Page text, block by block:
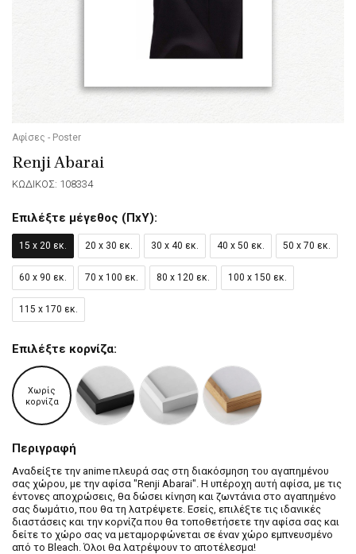
Αφίσες - Poster
Renji Abarai
ΚΩΔΙΚΟΣ: 108334
Επιλέξτε μέγεθος (ΠxΥ):
15 x 20 εκ. 20 x 30 εκ. 30 x 40 εκ. 40 x 50 εκ. 50 x 70 εκ.
60 x 90 εκ. 70 x 100 εκ. 80 x 120 εκ. 100 x 150 εκ.
115 x 170 εκ.
Επιλέξτε κορνίζα:
Χωρίς
κορνίζα
Περιγραφή
Αναδείξτε την anime πλευρά σας στη διακόσμηση του αγαπημένου
σας χώρου, με την αφίσα "Renji Abarai". Η υπέροχη αυτή αφίσα, με τις
έντονες αποχρώσεις, θα δώσει κίνηση και ζωντάνια στο αγαπημένο
σας δωμάτιο, που θα τη λατρέψετε. Εσείς, επιλέξτε τις ιδανικές
διαστάσεις και την κορνίζα που θα τοποθετήσετε την αφίσα σας και
δείτε το χώρο σας να μεταμορφώνεται σε έναν χώρο εμπνευσμένο
από το Bleach. Όλοι θα λατρέψουν το αποτέλεσμα!